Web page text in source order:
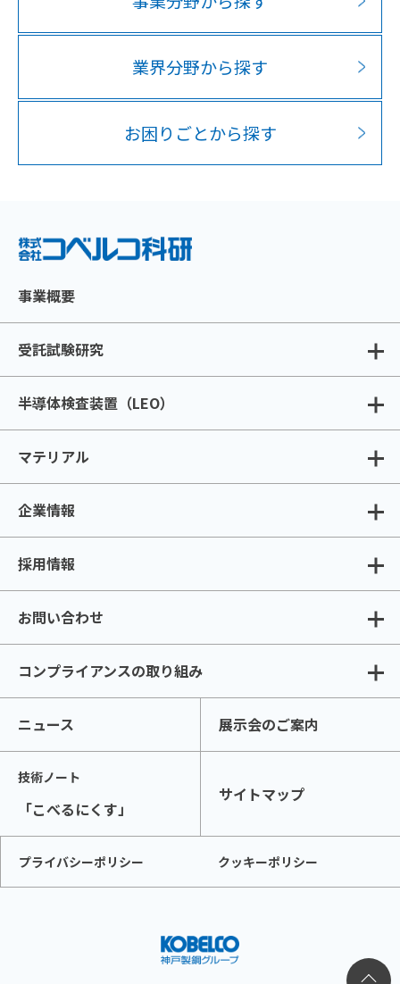
業界分野から探す
お困りごとから探す
事業概要
受託試験研究
半導体検査装置（LEO）
マテリアル
企業情報
採用情報
お問い合わせ
コンプライアンスの取り組み
ニュース 展示会のご案内
技術ノート
「こべるにくす」
サイトマップ
プライバシーポリシー クッキーポリシー